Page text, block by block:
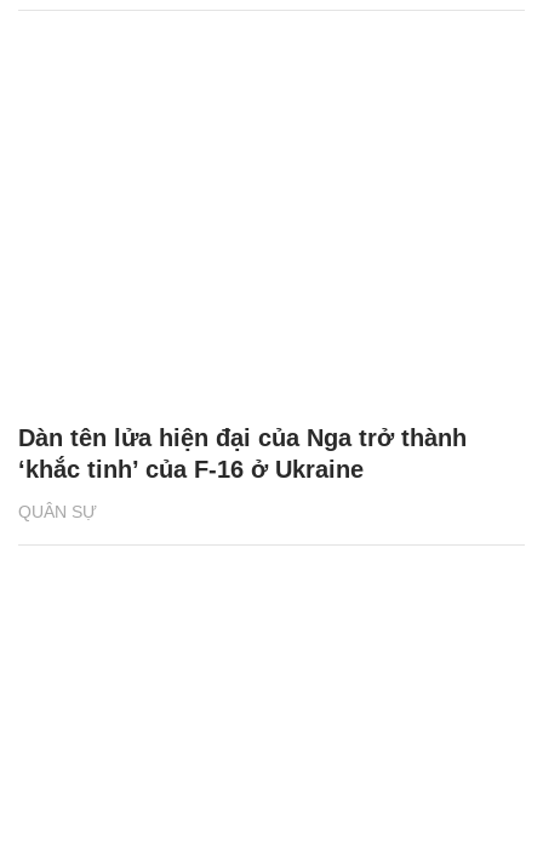
QUÂN SỰ
Dàn tên lửa hiện đại của Nga trở thành
‘khắc tinh’ của F-16 ở Ukraine